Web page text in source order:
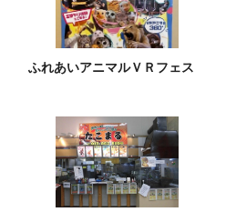
ふれあいアニマルＶＲフェス